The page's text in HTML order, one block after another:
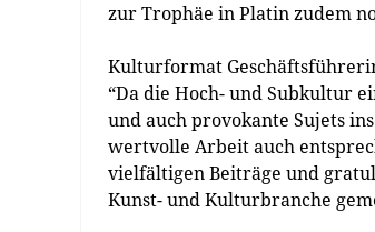
zur Trophäe in Platin zudem
Kulturformat
“Da die Hoch- und Subkultur
und auch provokante Sujets
wertvolle Arbeit auch
vielfältigen Beiträge und
Kunst- und Kulturbranche